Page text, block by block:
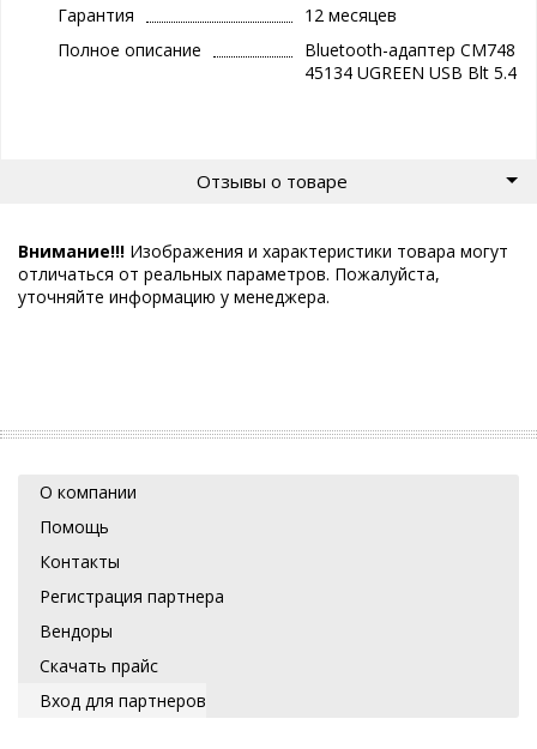
Гарантия
12 месяцев
Полное описание
Bluetooth-адаптер СМ748
45134 UGREEN USB Blt 5.4
Отзывы о товаре
Внимание!!! Изображения и характеристики товара могут
отличаться от реальных параметров. Пожалуйста,
уточняйте информацию у менеджера.
О компании
Помощь
Контакты
Регистрация партнера
Вендоры
Скачать прайс
Вход для партнеров